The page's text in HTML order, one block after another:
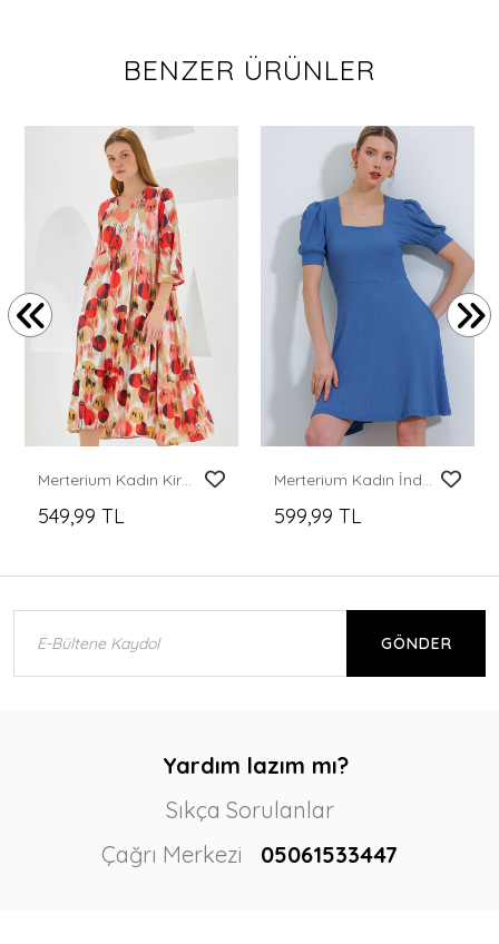
BENZER ÜRÜNLER
Merterium Kadın Kiremit Ekru Desenli Kısa Kol Viskon Elbise 1959
549,99 TL
Merterium Kadın İndigo Kare Yaka Örme Mini Elbise
599,99 TL
GÖNDER
Yardım lazım mı?
Sıkça Sorulanlar
Çağrı Merkezi
05061533447